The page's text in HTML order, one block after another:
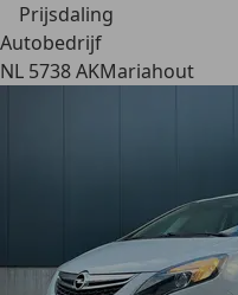
Prijsdaling
Autobedrijf
NL 5738 AKMariahout